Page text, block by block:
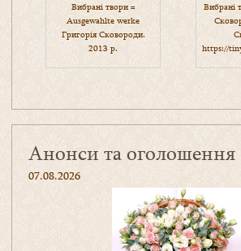
Вибрані твори =
Ausgewahlte werke
Григорія Сковороди.
2013 р.
Вибрані
https://
Анонси та оголошення
07.08.2026